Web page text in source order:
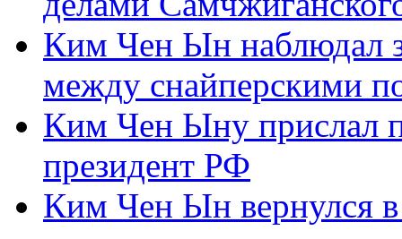
Ким Чен Ын наблюдал
между снайперскими
Ким Чен Ыну прислал
президент РФ
Ким Чен Ын вернулся